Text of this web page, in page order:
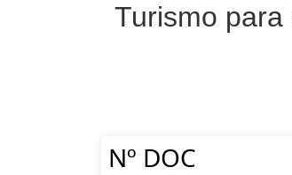
Turismo
Nº DOC